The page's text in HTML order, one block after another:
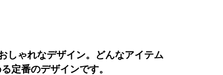
しゃれなデザイン。どんなアイテム
定番のデザインです。